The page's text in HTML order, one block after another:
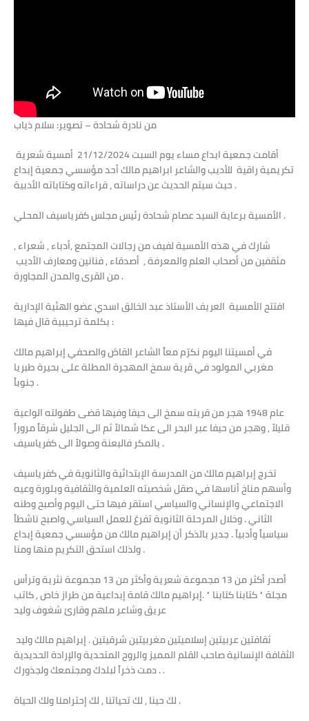
أقامت جمعية ابداع مساء يوم السبت 21/12/2024 أمسية شعرية
تكريمية راقية للأديب والشاعر ابراهيم مالك أحد مؤسسي جمعية إبداع
حيث سيتم الحديث عن دراساته , قراءاته وكتاباته الأدبية .
الأمسية برعاية السيد عصام شحادة رئيس مجلس كفرياسيف المحلي .
شارك في هذه الأمسية لفيف من رجالات المجتمع ,أدباء , شعراء ,
مثقفين من أصحاب العلم والمعرفة , أصدقاء , فنانين ومعارف الأديب
من القرى والمدن المجاورة .
افتتح الأمسية العريف الأستاذ عبد الخالق اسدي عضو الهئية الإدارية
بكلمة ترحيبية قال فيها :
في أمسيتنا اليوم نكرّم معاً الشاعر القاصّ والصحفي إبراهيم مالك
مغربي المولود في قرية سمخ المهجرة المطلة على بحيرة طبريا
جنوباً .
عام 1948 هجر من قريته سمخ الى حيفا وفيها قضى طفولته الواعية
قليلاً , وهجر من حيفا عبر البحر الى عكا شمالاً ثم الى الجليل شرقاً مروراً
بالمكر فالبعنة وصولاً الى كفرياسيف .
تخرج إبراهيم مالك من المدرسة الإبتدائية والثانوية في كفرياسيف
وأسهم مناخ أناسها في صقل شخصيته العلمية والثقافية وبلورة وعيه
الاجتماعي والإنساني والسياسي استقر فيها حتى اليوم وأصبح وطنه
الثاني . وخلال المرحلة الثانوية تفرغ للعمل السياسي واصبح ناشطاً
سياسياً وأدبياً . جدير بالذكر أن إبراهيم مالك من مؤسسي جمعية إبداع
ولذلك استحق التكريم منها ومنا .
أصدر أكثر من 13 مجموعة شعرية وأكثر من 13 مجموعة نثرية وترأس
مجلة ” كتابنا كتابنا ” .إبراهيم مالك قامة إبداعية من طراز خاص , كاتب
عريق وشاعر ملهم وقارئ شغوف وليد
الثقافة الإنسانية صاحب القلم المميز والروح المتحدية والإرادة الحديدية
. دمت ذخراً لبلدك ومجتمعك ولجذورك .
لك حبنا , لك تحياتنا , لك إحترامنا ولك الحياة .